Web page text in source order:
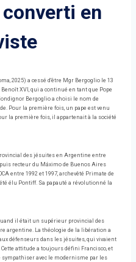
en
2025) a cessé d'être Mgr Bergoglio le 13
XVI, qui a continué en tant que Pope
Bergoglio a choisi le nom de
Pour la première fois, un pape est venu
la première fois, il appartenait à la société
des jésuites en Argentine entre
recteur du Máximo de Buenos Aires
entre 1992 et 1997, archevêté Primate de
élu Pontiff. Sa papauté a révolutionné la
il était un supérieur provincial des
argentine. La théologie de la libération a
défenseurs dans les jésuites, qui vivaient
attitude a toujours défini Francisco, et
sympathiser avec le modernisme par les